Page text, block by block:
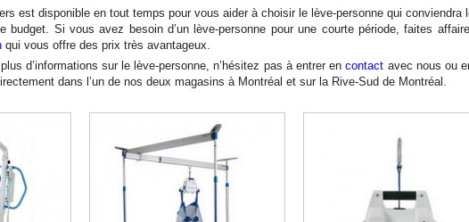
est disponible en tout temps pour vous aider à choisir le lève-personne qui conviendra
budget. Si vous avez besoin d’un lève-personne pour une courte période, faites
qui vous offre des prix très avantageux.
d’informations sur le lève-personne, n’hésitez pas à entrer encontact avec nous ou
dans l’un de nos deux magasins à Montréal et sur la Rive-Sud de Montréal.